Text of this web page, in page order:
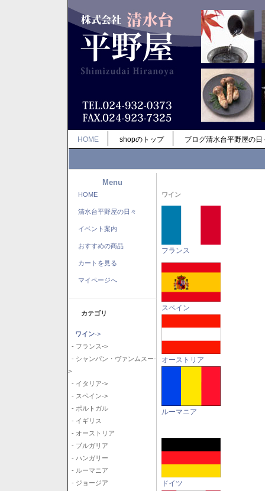
HOME shopのトップ ブログ清水台平野屋の日
Menu
HOME
清水台平野屋の日々
イベント案内
おすすめの商品
カートを見る
マイページへ
カテゴリ
ワイン->
- フランス->
- シャンパン・ヴァンムスー-
>
- イタリア->
- スペイン->
- ポルトガル
- イギリス
- オーストリア
- ブルガリア
- ハンガリー
- ルーマニア
- ジョージア
ワイン
フランス
スペイン
オーストリア
ルーマニア
ドイツ